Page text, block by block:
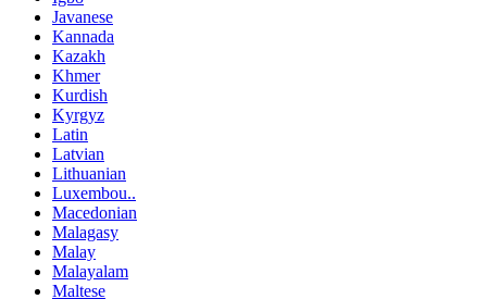
Javanese
Kannada
Kazakh
Khmer
Kurdish
Kyrgyz
Latin
Latvian
Lithuanian
Luxembou..
Macedonian
Malagasy
Malay
Malayalam
Maltese